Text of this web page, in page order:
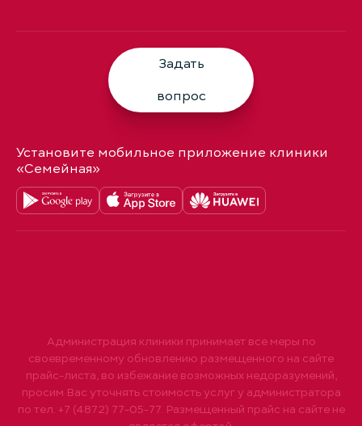
Задать
вопрос
Установите мобильное приложение клиники
«Семейная»
Администрация клиники принимает все меры по
своевременному обновлению размещенного на сайте
прайс-листа, во избежание возможных недоразумений,
просим Вас уточнять стоимость услуг у администратора
по тел. +7 (4872) 77-05-77. Размещенный прайс на сайте не